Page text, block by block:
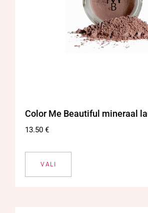
Color Me Beautiful mineraal
13.50 €
VALI